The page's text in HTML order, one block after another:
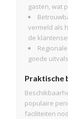
gasten, wat
vermeld als
de
goede
Praktische
populaire
faciliteiten